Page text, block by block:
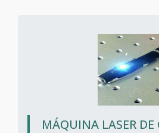
MÁQUINA LASER DE